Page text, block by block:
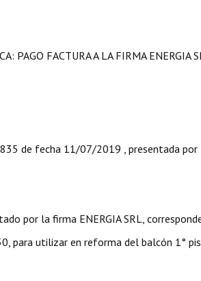
PAGO FACTURA A LA FIRMA ENERGIA
de fecha 11/07/2019 , presentada por
por la firma ENERGIA SRL,
para utilizar en reforma del balcón 1°